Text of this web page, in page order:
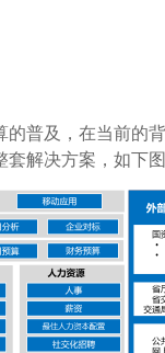
普及，在当前的
解决方案，如下图